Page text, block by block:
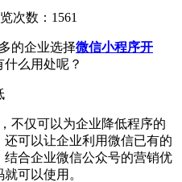
次数：1561
的企业选择微信小程序开
什么用处呢？
仅可以为企业降低程序的
可以让企业利用微信已有的
合企业微信公众号的营销优
可以使用。